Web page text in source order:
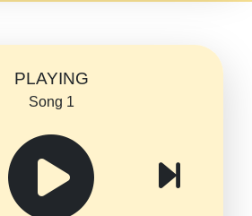
PLAYING
Song 1